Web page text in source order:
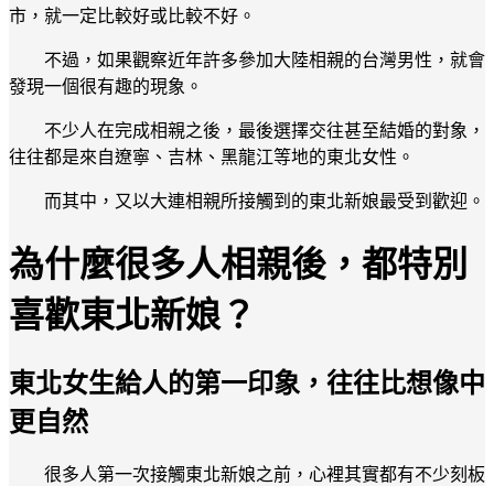
市，就一定比較好或比較不好。
不過，如果觀察近年許多參加大陸相親的台灣男性，就會
發現一個很有趣的現象。
不少人在完成相親之後，最後選擇交往甚至結婚的對象，
往往都是來自遼寧、吉林、黑龍江等地的東北女性。
而其中，又以大連相親所接觸到的東北新娘最受到歡迎。
為什麼很多人相親後，都特別
喜歡東北新娘？
東北女生給人的第一印象，往往比想像中
更自然
很多人第一次接觸東北新娘之前，心裡其實都有不少刻板